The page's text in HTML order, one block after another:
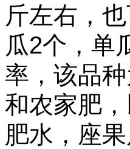
斤左右，
瓜2个，单
率，该品
和农家肥
肥水，座